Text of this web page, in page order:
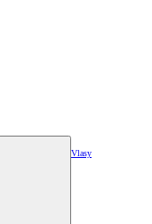
Vlasy